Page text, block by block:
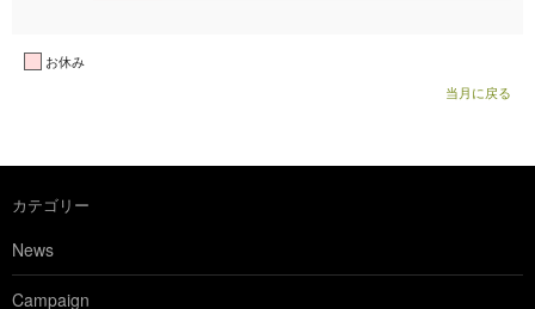
お休み
当月に戻る
カテゴリー
News
Campaign